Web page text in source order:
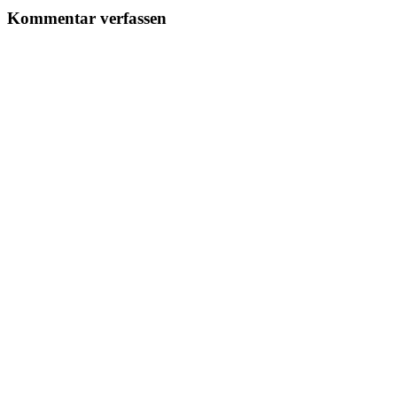
Kommentar verfassen